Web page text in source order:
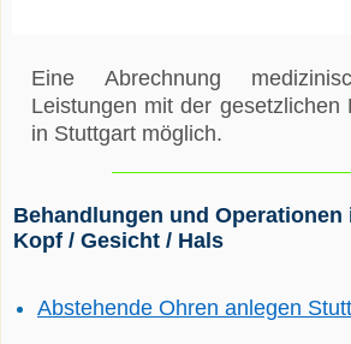
Eine Abrechnung
Leistungen mit der gesetzlichen
in Stuttgart möglich.
Behandlungen und
Kopf / Gesicht / Hals
Abstehende Ohren anlegen